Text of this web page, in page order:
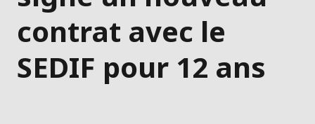
contrat avec le
SEDIF pour 12 ans